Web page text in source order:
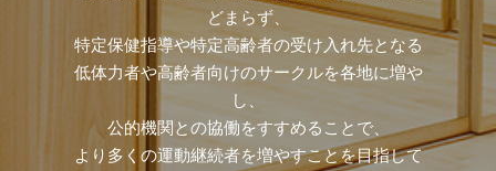
どまらず、
特定保健指導や特定高齢者の受け入れ先となる
低体力者や高齢者向けのサークルを各地に増や
し、
公的機関との協働をすすめることで、
より多くの運動継続者を増やすことを目指して